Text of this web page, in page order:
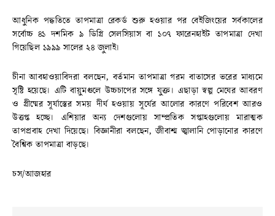
আধুনিক পদ্ধতিতে তাপমাত্রা রেকর্ড শুরু হওয়ার পর বেইজিংয়ের সর্বকালের
সর্বোচ্চ ৪১ দশমিক ৯ ডিগ্রি সেলসিয়াস বা ১০৭ ফারেনহাইট তাপমাত্রা দেখা
গিয়েছিল ১৯৯৯ সালের ২৪ জুলাই।
চীনা আবহাওয়াবিদরা বলছেন, বর্তমান তাপমাত্রা গরম বাতাসের ভরের মাধ্যমে
সৃষ্টি হয়েছে। এটি বায়ুমণ্ডলে উচ্চচাপের সঙ্গে যুক্ত। এছাড়া স্বল্প মেঘের আবরণ
ও গ্রীষ্মের সূর্যাস্তের সময় দীর্ঘ হওয়ায় সূর্যের আলোর কারণে পরিবেশ আরও
উত্তপ্ত হচ্ছে। এশিয়ার অন্য দেশগুলোয় সাম্প্রতিক সপ্তাহগুলোয় মারাত্মক
তাপপ্রবাহ দেখা দিয়েছে। বিজ্ঞানীরা বলছেন, জীবাশ্ম জ্বালানি পোড়ানোর কারণে
বৈশ্বিক তাপমাত্রা বাড়ছে।
চস/আজহার